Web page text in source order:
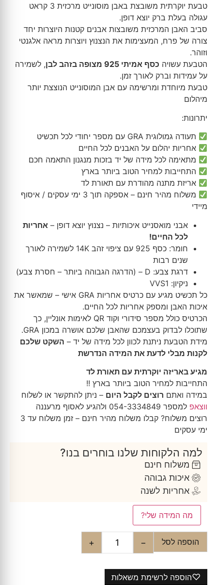
טבעת יוקרתית משובצת באבן מוסונייט מרכזית 3 קראט
עגולה בעלת ברק יוצא דופן.
סביב האבן המרכזית משובצות אבנים קטנות היוצרות יחד
צורה של פרח, המעצימות את הנצנוץ ויוצרות מראה אלגנטי
וזוהר.
הטבעת עשויה כסף אמיתי 925 מצופה בזהב לבן
, לשמירה
על עמידות וברק לאורך זמן.
טבעת מיוחדת ומרשימה עם אבן המוסונייט הנוצצת יותר
מיהלום
יתרונות:
תעודה גמולוגית GRA עם מספר יחודי לכל תכשיט
אחריות יהלום על האבנים לכל החיים
מתאימה לכל מידה של יד בזכות מנגנון התאמה חכם
התחייבות למחיר הטוב ביותר בארץ
אריזת מתנה מהודרת עם תאורת לד
משלוח מהיר חינם – אספקה תוך 3 ימי עסקים / איסוף
מיידי
אבני מואסנייט איכותיות – נצנוץ יוצא דופן – אחריות
לכל החיים!
חומר: כסף 925 עם ציפוי זהב 14K לשמירה לאורך
שנים רבות
דרגת צבע: D – (הדרגה הגבוהה ביותר – חסרת צבע)
ניקיון: VVS1
כל תכשיט מגיע עם כרטיס אחריות GRA אישי – שמאשר את
איכות האבן ומספק אחריות לכל החיים.
הכרטיס כולל מספר סידורי וקוד QR לאימות אונליין, כך
שתוכלו לבדוק בעצמכם שהאבן שלכם אושרה במכון GRA.
מידת הטבעת ניתנת לכוון לכל מידה של יד – השקט שלכם
לקנות מבלי לדעת את המידה הנדרשת
מגיע באריזה יוקרתית עם תאורת לד
התחייבות למחיר הטוב ביותר בארץ !!
במידה ואתם רוצים לקבל היום – ניתן להתקשר או לשלוח
ווצאפ למספר 054-3334849 ולהגיע לאסוף מרעננה
רוצים משלוח? קבלו משלוח מהיר חינם – זמן משלוח עד 3
ימי עסקים
למה הלקוחות שלנו בוחרים בנו?
משלוח חינם
איכות גבוהה
אחריות לשנה
מה המידה שלי?
−
+ הוספה לסל
♡הוספה לרשימת משאלות